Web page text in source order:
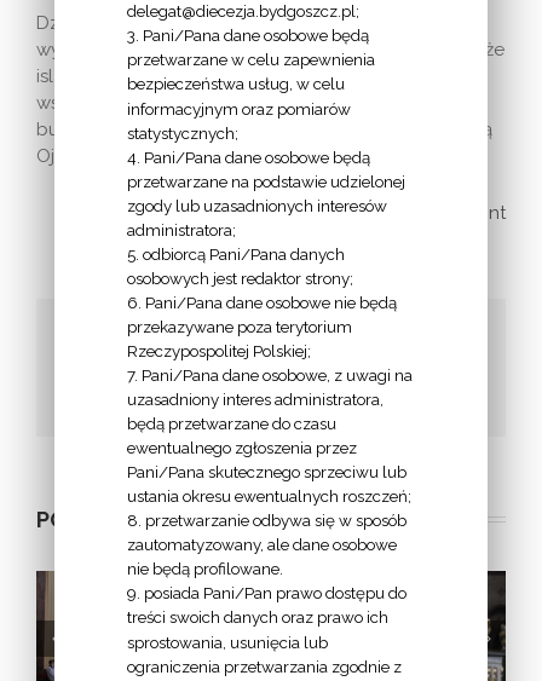
Dzisiaj chrześcijaństwo staje wobec nowego
wyzwania, nie tylko wobec liberalnej lewicy, lecz także
islamu. Dzisiaj chrześcijanie nie tylko nie mogą
wstydzić się chrześcijaństwa, ale właśnie na nim
budować swoją tożsamość, aby obronić siebie, swoją
Ojczyznę, Europę.
print
Udostępnij to!
FacebookTwitterGoogle+Email
POWIĄZANE POSTY
Homilia bp. Jana
List biskupa
delegat@diecezja.bydgoszcz.pl;
3. Pani/Pana dane osobowe będą
przetwarzane w celu zapewnienia
bezpieczeństwa usług, w celu
informacyjnym oraz pomiarów
statystycznych;
4. Pani/Pana dane osobowe będą
przetwarzane na podstawie udzielonej
zgody lub uzasadnionych interesów
administratora;
5. odbiorcą Pani/Pana danych
osobowych jest redaktor strony;
6. Pani/Pana dane osobowe nie będą
przekazywane poza terytorium
Rzeczypospolitej Polskiej;
7. Pani/Pana dane osobowe, z uwagi na
uzasadniony interes administratora,
będą przetwarzane do czasu
ewentualnego zgłoszenia przez
Pani/Pana skutecznego sprzeciwu lub
ustania okresu ewentualnych roszczeń;
8. przetwarzanie odbywa się w sposób
zautomatyzowany, ale dane osobowe
nie będą profilowane.
9. posiada Pani/Pan prawo dostępu do
treści swoich danych oraz prawo ich
sprostowania, usunięcia lub
ograniczenia przetwarzania zgodnie z